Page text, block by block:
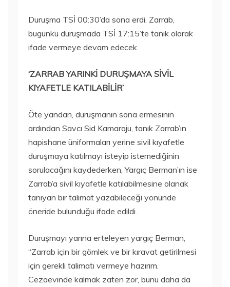
Duruşma TSİ 00:30’da sona erdi. Zarrab,
bugünkü duruşmada TSİ 17:15’te tanık olarak
ifade vermeye devam edecek.
‘ZARRAB YARINKİ DURUŞMAYA SİVİL
KIYAFETLE KATILABİLİR’
Öte yandan, duruşmanın sona ermesinin
ardından Savcı Sid Kamaraju, tanık Zarrab’ın
hapishane üniformaları yerine sivil kıyafetle
duruşmaya katılmayı isteyip istemediğinin
sorulacağını kaydederken, Yargıç Berman’ın ise
Zarrab’a sivil kıyafetle katılabilmesine olanak
tanıyan bir talimat yazabileceği yönünde
öneride bulunduğu ifade edildi.
Duruşmayı yarına erteleyen yargıç Berman,
“Zarrab için bir gömlek ve bir kıravat getirilmesi
için gerekli talimatı vermeye hazırım.
Cezaevinde kalmak zaten zor, bunu daha da